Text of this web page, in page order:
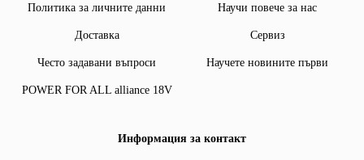
Политика за личните данни Научи повече за нас
Доставка Сервиз
Често задавани въпроси Научете новините първи
POWER FOR ALL alliance 18V
Информация за контакт